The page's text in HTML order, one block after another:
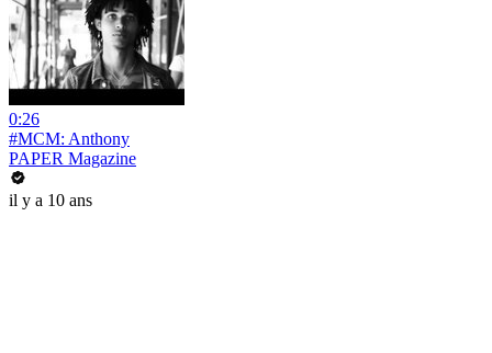
0:26
#MCM: Anthony
PAPER Magazine
il y a 10 ans